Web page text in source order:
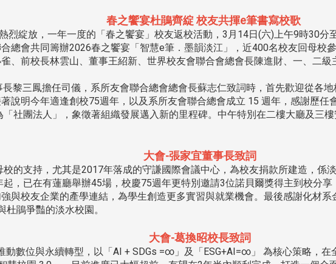
春之饗宴杜鵑齊綻 校友共揮e筆書寫校歌
烈綻放，一年一度的「春之饗宴」校友返校活動，3月14日(六)上午9時30分
總會共同籌辦2026春之饗宴「智慧e筆．墨韻淡江」，近400名校友回母校
、前校長林雲山、董事王紹新、世界校友會聯合會總會長陳進財、一、二級
黎三鳳擔任司儀，系所友會聯合總會總會長蘇志仁致詞時，首先歡迎從各
說明今年適逢創校75週年，以及系所友會聯合總會成立 15 週年，感謝歷
社團法人」，象徵著組織發展邁入新的里程碑。中午特別在二樓大廳及三
大會-張家宜董事長致詞
的支持，尤其是2017年落成的守謙國際會議中心，為校友捐款所建造，係
，已在有蓮廳舉辦45場，校慶75週年更特別邀請3位諾貝爾獎得主到校分
與校友企業的產學連結，為學生創造更多實習與就業機會。最後感謝化材
鵑爭豔的淡水校園。
大會-葛換昭校長致詞
動數位與永續轉型，以「AI + SDGs =∞」及「ESG+AI=∞」 為核心策略，